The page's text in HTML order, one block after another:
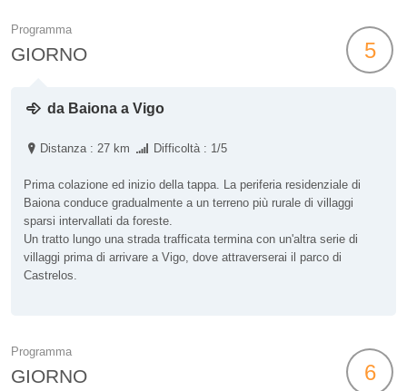
Programma
GIORNO 5
da Baiona a Vigo
Distanza : 27 km Difficoltà : 1/5
Prima colazione ed inizio della tappa. La periferia residenziale di
Baiona conduce gradualmente a un terreno più rurale di villaggi
sparsi intervallati da foreste.
Un tratto lungo una strada trafficata termina con un'altra serie di
villaggi prima di arrivare a Vigo, dove attraverserai il parco di
Castrelos.
Programma
GIORNO 6